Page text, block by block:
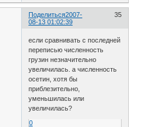
Поделиться 35
2007-
08-13 01:02:39
если сравнивать с последней
переписью численность
грузин незначительно
увеличилась. а численность
осетин, хотя бы
приблезительно,
уменьшилась или
увеличилась?
0